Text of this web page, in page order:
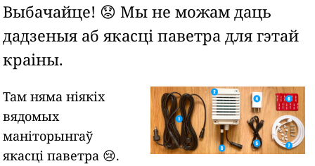
Выбачайце! 😟 Мы не можам даць
дадзеныя аб якасці паветра для гэтай
краіны.
Там няма ніякіх
вядомых
маніторынгаў
якасці паветра 😢.